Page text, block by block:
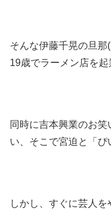
そんな伊藤千晃の旦那
19歳でラーメン店を起
同時に吉本興業のお
い、そこで宮迫と「ぴ
しかし、すぐに芸人を